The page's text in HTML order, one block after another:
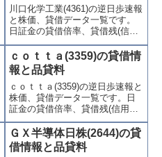
川口化学工業(4361)の逆日歩速報
と株価、貸借データ一覧です。
日証金の貸借倍率、貸借残(信用
買残、信用売残)、品貸料(逆日
歩)、東証の週末残高、規制(注意
喚起・申込停止)など、空売り関
連情報を集計し、図解でわかり
やすくまとめて掲載していま
す。
ｃｏｔｔａ(3359)の貸借情
報と品貸料
ｃｏｔｔａ(3359)の逆日歩速報と
株価、貸借データ一覧です。日
証金の貸借倍率、貸借残(信用買
残、信用売残)、品貸料(逆日
歩)、東証の週末残高、規制(注意
喚起・申込停止)など、空売り関
連情報を集計し、図解でわかり
ＧＸ半導体日株(2644)の貸
借情報と品貸料